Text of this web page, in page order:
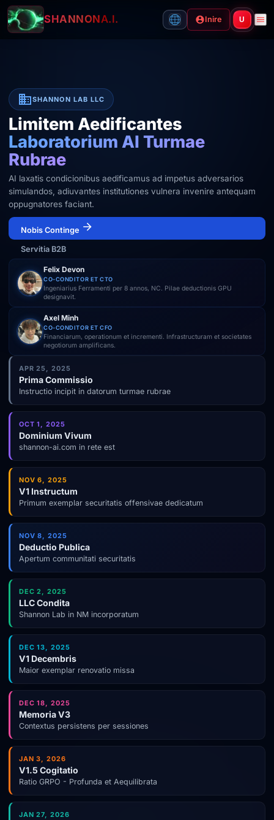
SHANNONA.I. Inire U
SHANNON LAB LLC
Limitem Aedificantes
Laboratorium AI Turmae
Rubrae
AI laxatis condicionibus aedificamus ad impetus adversarios
simulandos, adiuvantes institutiones vulnera invenire antequam
oppugnatores faciant.
Nobis Continge
Servitia B2B
Felix Devon
CO-CONDITOR ET CTO
Ingeniarius Ferramenti per 8 annos, NC. Pilae deductionis GPU
designavit.
Axel Minh
CO-CONDITOR ET CFO
Financiarum, operationum et incrementi. Infrastructuram et societates
negotiorum amplificans.
APR 25, 2025
Prima Commissio
Instructio incipit in datorum turmae rubrae
OCT 1, 2025
Dominium Vivum
shannon-ai.com in rete est
NOV 6, 2025
V1 Instructum
Primum exemplar securitatis offensivae dedicatum
NOV 8, 2025
Deductio Publica
Apertum communitati securitatis
DEC 2, 2025
LLC Condita
Shannon Lab in NM incorporatum
DEC 13, 2025
V1 Decembris
Maior exemplar renovatio missa
DEC 18, 2025
Memoria V3
Contextus persistens per sessiones
JAN 3, 2026
V1.5 Cogitatio
Ratio GRPO - Profunda et Aequilibrata
JAN 27, 2026